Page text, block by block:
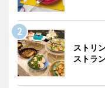
ストリ
ストラ